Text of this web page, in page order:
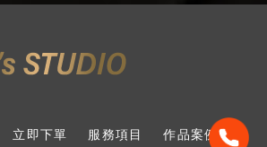
立即下單 服務項目
作品案例